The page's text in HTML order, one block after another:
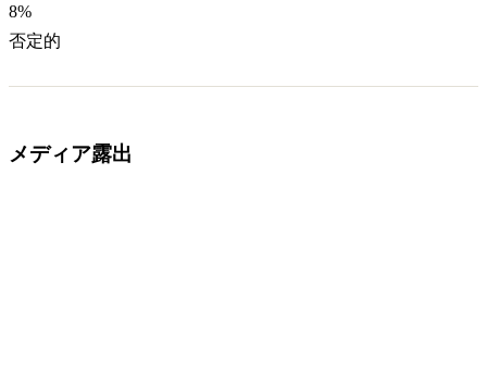
8%
否定的
メディア露出